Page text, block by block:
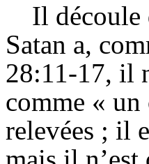
Il découle
Satan a,
28:11-17, il
comme «
relevées ; il